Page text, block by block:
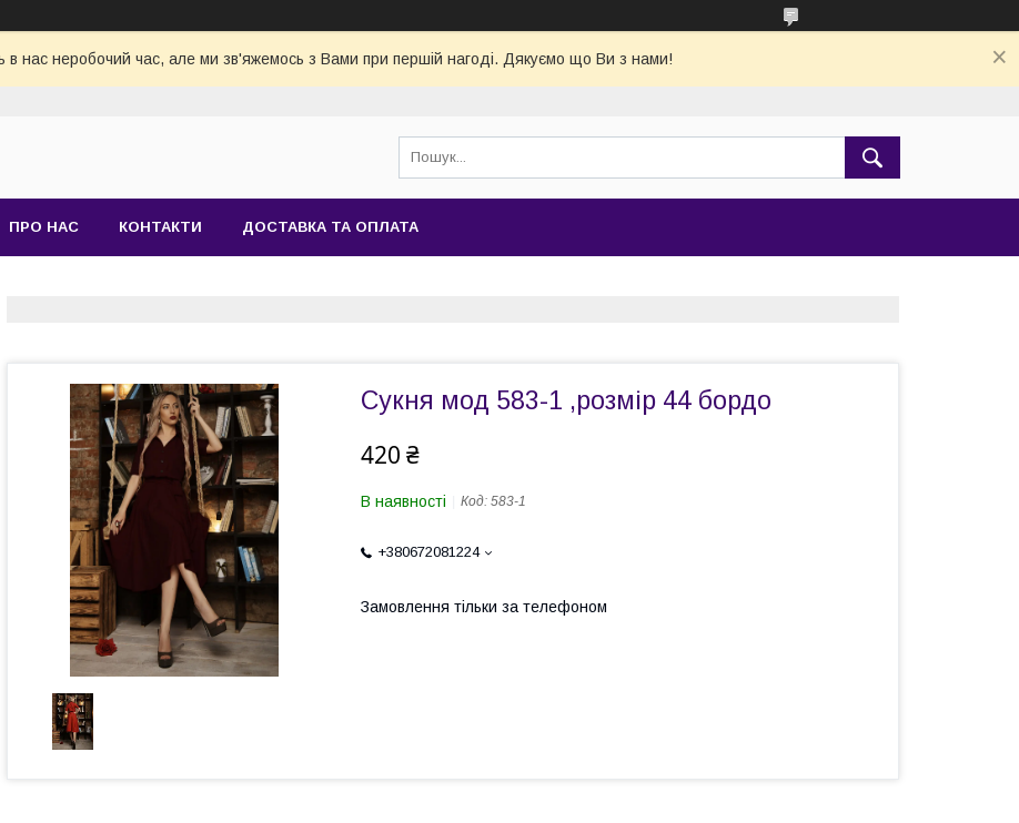
в нас неробочий час, але ми зв'яжемось з Вами при першій нагоді. Дякуємо що Ви з нами!
ПРО НАС КОНТАКТИ ДОСТАВКА ТА ОПЛАТА
Сукня мод 583-1 ,розмір 44 бордо
420 ₴
В наявності Код: 583-1
+380672081224
Замовлення тільки за телефоном